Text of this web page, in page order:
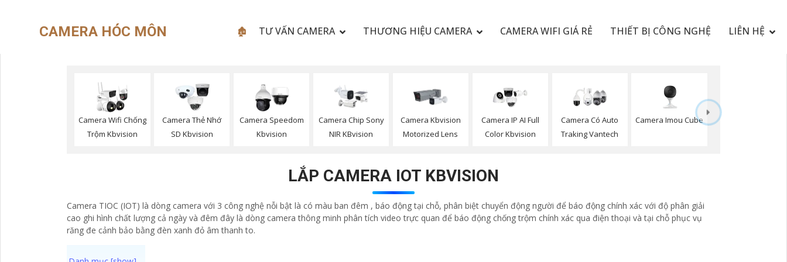
CAMERA HÓC MÔN 🏚 TƯ VẤN CAMERA THƯƠNG HIỆU CAMERA CAMERA WIFI GIÁ RẺ THIẾT BỊ CÔNG NGHỆ LIÊN HỆ
Camera Wifi Chống
Trộm Kbvision
Camera Thẻ Nhớ
SD Kbvision
Camera Speedom
Kbvision
Camera Chip Sony
NIR KBvision
Camera Kbvision
Motorized Lens
Camera IP AI Full
Color Kbvision
Camera Có Auto
Traking Vantech
Camera Imou Cube
LẮP CAMERA IOT KBVISION
Camera TIOC (IOT) là dòng camera với 3 công nghệ nỗi bật là có màu ban đêm , báo động tại chỗ, phân biệt chuyển động người để báo động chính xác với độ phân giải
cao ghi hình chất lượng cả ngày và đêm đây là dòng camera thông minh phân tích video trực quan để báo động chống trộm chính xác qua điện thoại và tại chỗ phục vụ
răng đe cảnh bảo bằng đèn xanh đỏ âm thanh to.